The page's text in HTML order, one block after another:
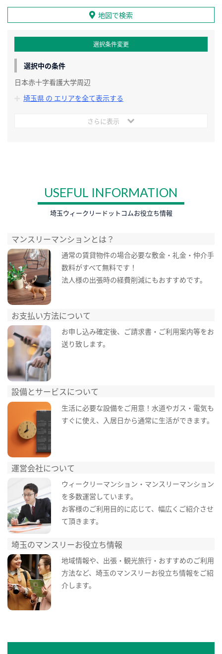
地図で検索
選択条件変更
選択中の条件
日本赤十字看護大学周辺
埼玉県 の エリアを全て表示する
さらに表示
USEFUL INFORMATION
埼玉ウィークリードットコムお役立ち情報
マンスリーマンションとは？
通常の賃貸物件の場合必要な敷金・礼金・仲介手
数料がすべて無料です！
法人様の出張時の経費削減にもおすすめです。
お支払い方法について
お申し込み確定後、ご請求書・ご利用案内等をお
送り致します。
設備とサービスについて
生活に必要な設備をご用意！水道やガス・電気も
すぐに使え、入居日から通常に生活ができます。
運営会社について
ウィークリーマンション・マンスリーマンション
を多数運営しています。
お客様のご利用目的に応じて、幅広くご紹介させ
て頂きます。
埼玉のマンスリーお役立ち情報
地域情報や、出張・観光旅行・おすすめのご利用
方法など、埼玉のマンスリーお役立ち情報をご紹
介します。